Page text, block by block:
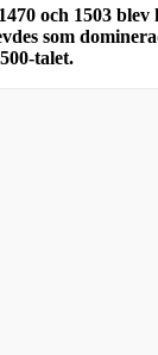
och 1503
som
talet.